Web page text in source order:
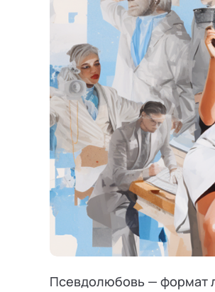
Псевдолюбовь — формат